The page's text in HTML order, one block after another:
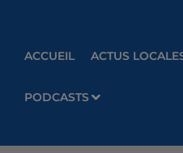
ACCUEIL ACTUS
PODCASTS